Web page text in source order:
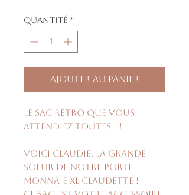
Quantité *
Ajouter au panier
Le sac rétro que vous
attendiez toutes !!!
Voici Claudie, la grande
soeur de notre porte-
monnaie XL Claudette !